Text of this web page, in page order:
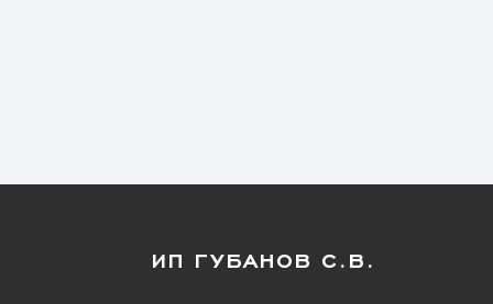
ИП ГУБАНОВ С.В.